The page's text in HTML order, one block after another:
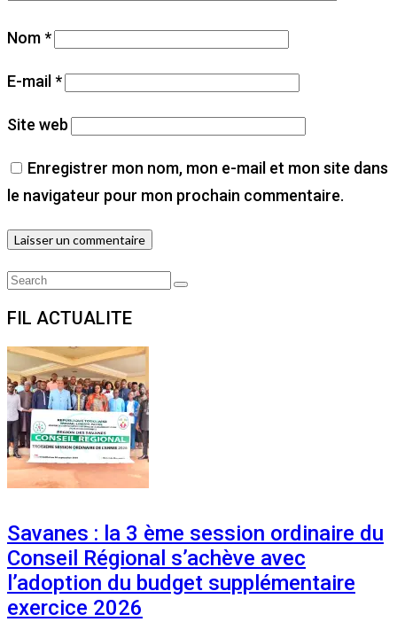
Nom*
E-mail*
Site web
Enregistrer mon nom, mon e-mail et mon site dans
le navigateur pour mon prochain commentaire.
Search
Search
FIL ACTUALITE
Savanes : la 3 ème session ordinaire du
Conseil Régional s’achève avec
l’adoption du budget supplémentaire
exercice 2026